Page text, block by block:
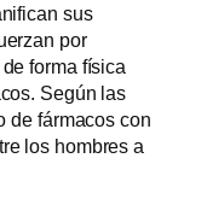
sus
por
forma física
Según las
de fármacos con
los hombres a